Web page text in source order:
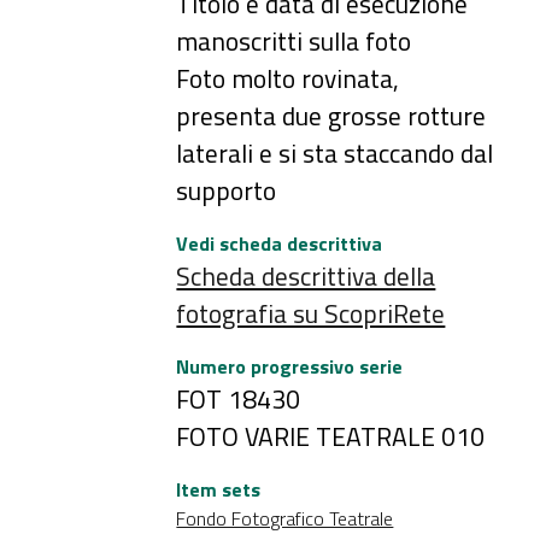
manoscritti sulla foto
Foto molto rovinata,
presenta due grosse rotture
laterali e si sta staccando dal
supporto
Vedi scheda descrittiva
Scheda descrittiva della
fotografia su ScopriRete
Numero progressivo serie
FOT 18430
FOTO VARIE TEATRALE 010
Item sets
Fondo Fotografico Teatrale